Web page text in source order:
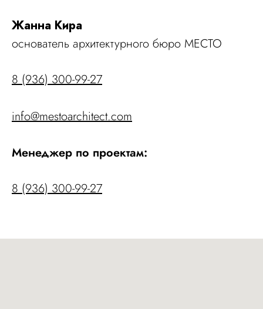
Жанна Кира
основатель архитектурного бюро МЕСТО
8 (936) 300-99-27
info@mestoarchitect.com
Менеджер по проектам:
8 (936) 300-99-27